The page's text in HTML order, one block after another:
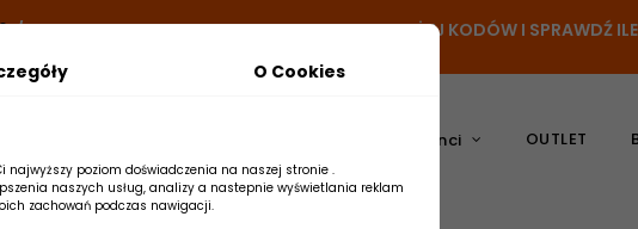
/TUBADZIN- DODAJ PRODUKT DO KOSZYKA, UŻYJ KODÓW I SPRAWDŹ
Producenci OUTLET
O Cookies
najwyższy poziom doświadczenia na naszej stronie .
naszych usług, analizy a nastepnie wyświetlania reklam
zachowań podczas nawigacji.